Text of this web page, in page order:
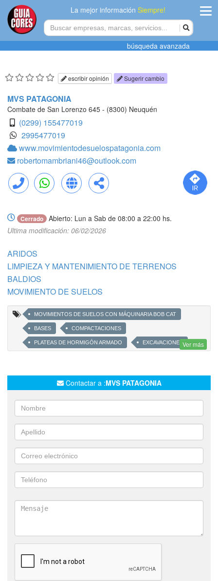
La mejor informaciónSiempre!
Agregar
Tiendacores
Contactenos
búsqueda avanzada
escribir opinión Sugerir cambio
MVS PATAGONIA
Combate de San Lorenzo 645 - (8300) Neuquén
(0299) 155477019
2995477019
www.movimientodesuelospatagonia.com
robertomambriani46@outlook.com
Llamar WhatsApp Web Compartir
Cerrado
Abierto: Lun a Sab de 08:00 a 22:00 hs.
Ultima modificación: 06/02/2026
ARIDOS
LIMPIEZA Y MANTENIMIENTO DE TERRENOS
BALDIOS
MOVIMIENTO DE SUELOS
MOVIMIENTOS DE SUELOS CON MÁQUINARIA BOB CAT
BASES COMPACTACIONES
PLATEAS DE HORMIGÓN ARMADO EXCAVACIONES
DESMALEZAMIENTOS RETIRO DE ESCOMBROS
PREPARACIÓN DE SUELOS PARA CONSTRUCCIÓN CON
MAQUINARIA BOB CAT
Ver más
Contactar a :MVS PATAGONIA